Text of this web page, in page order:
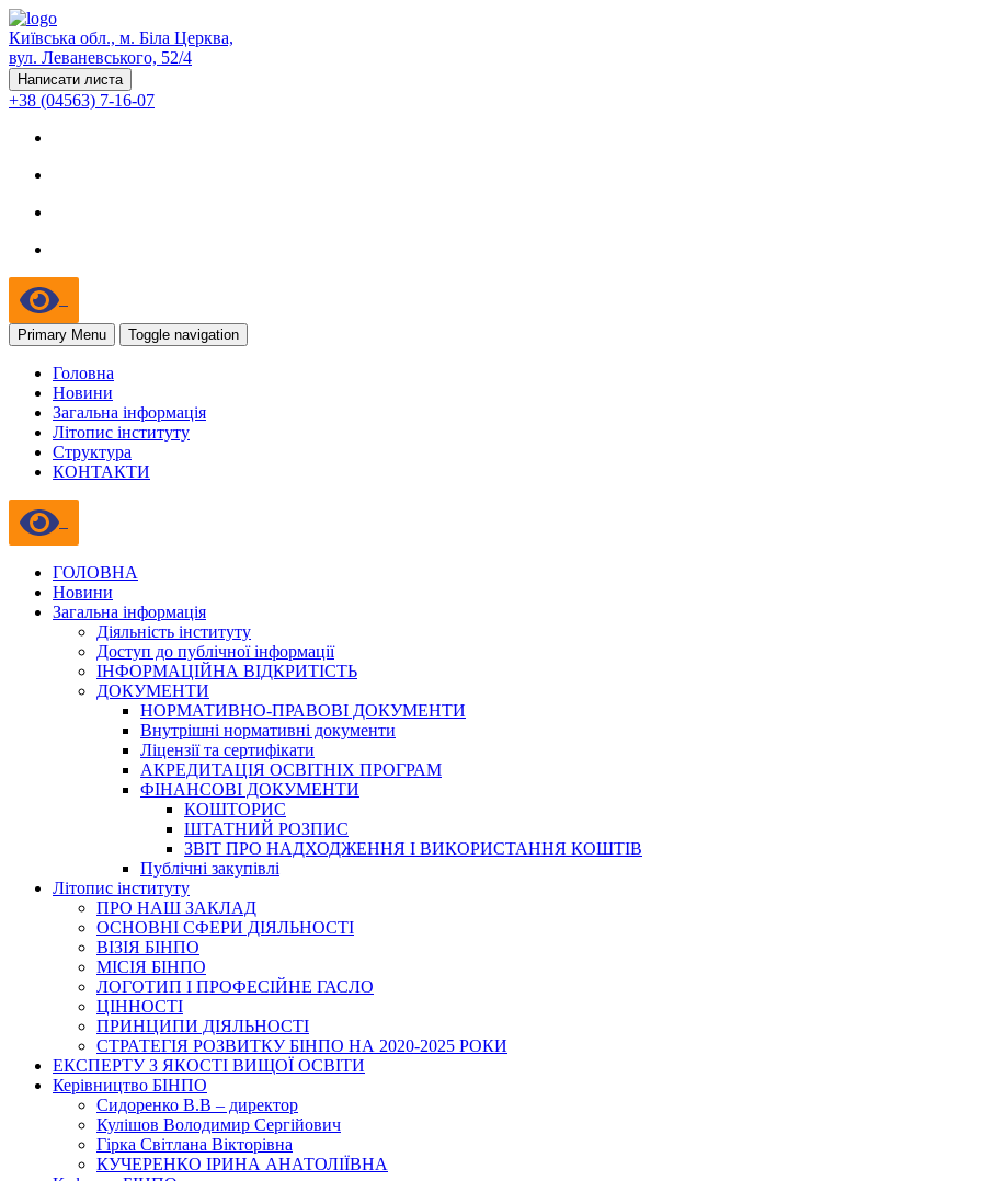
Київська обл., м. Біла Церква,
вул. Леваневського, 52/4
Написати листа
+38 (04563) 7-16-07
Primary Menu Toggle navigation
Головна
Новини
Загальна інформація
Літопис інституту
Структура
КОНТАКТИ
ГОЛОВНА
Новини
Загальна інформація
Діяльність інституту
Доступ до публічної інформації
ІНФОРМАЦІЙНА ВІДКРИТІСТЬ
ДОКУМЕНТИ
НОРМАТИВНО-ПРАВОВІ ДОКУМЕНТИ
Внутрішні нормативні документи
Ліцензії та сертифікати
АКРЕДИТАЦІЯ ОСВІТНІХ ПРОГРАМ
ФІНАНСОВІ ДОКУМЕНТИ
КОШТОРИС
ШТАТНИЙ РОЗПИС
ЗВІТ ПРО НАДХОДЖЕННЯ І ВИКОРИСТАННЯ КОШТІВ
Публічні закупівлі
Літопис інституту
ПРО НАШ ЗАКЛАД
ОСНОВНІ СФЕРИ ДІЯЛЬНОСТІ
ВІЗІЯ БІНПО
МІСІЯ БІНПО
ЛОГОТИП І ПРОФЕСІЙНЕ ГАСЛО
ЦІННОСТІ
ПРИНЦИПИ ДІЯЛЬНОСТІ
СТРАТЕГІЯ РОЗВИТКУ БІНПО НА 2020-2025 РОКИ
ЕКСПЕРТУ З ЯКОСТІ ВИЩОЇ ОСВІТИ
Керівництво БІНПО
Сидоренко В.В – директор
Кулішов Володимир Сергійович
Гірка Світлана Вікторівна
КУЧЕРЕНКО ІРИНА АНАТОЛІЇВНА